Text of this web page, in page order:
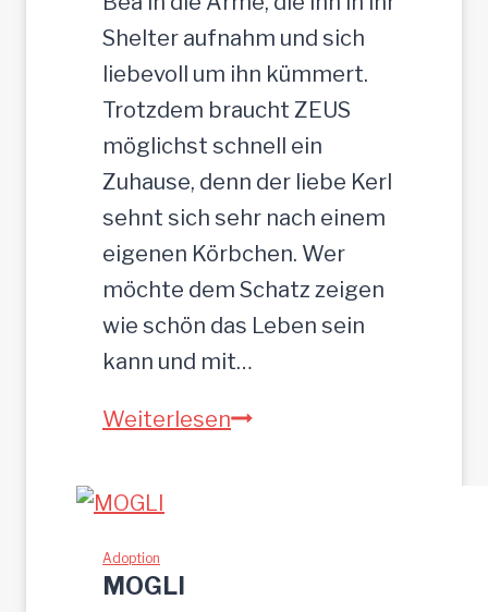
e
,
3
5
c
m
Shelter aufnahm und sich
liebevoll um ihn kümmert.
Trotzdem braucht ZEUS
möglichst schnell ein
Zuhause, denn der liebe Kerl
sehnt sich sehr nach einem
eigenen Körbchen. Wer
möchte dem Schatz zeigen
wie schön das Leben sein
kann und mit…
WeiterlesenZ
Adoption
MOGLI